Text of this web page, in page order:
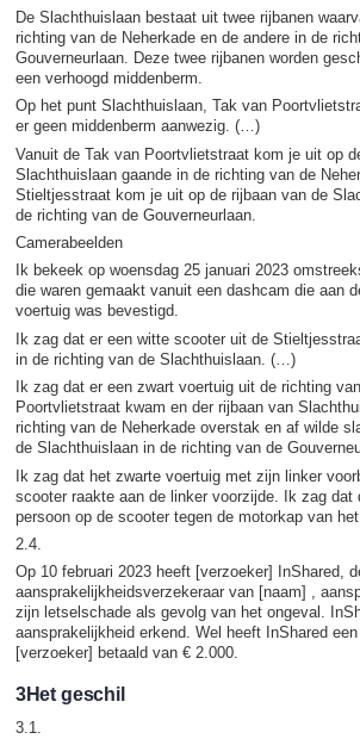
De Slachthuislaan bestaat uit twee rijbanen
richting van de Neherkade en de andere in de
Gouverneurlaan. Deze twee rijbanen worden
een verhoogd middenberm.
Op het punt Slachthuislaan, Tak van
er geen middenberm aanwezig. (…)
Vanuit de Tak van Poortvlietstraat kom je uit op
Slachthuislaan gaande in de richting van de
Stieltjesstraat kom je uit op de rijbaan van de
de richting van de Gouverneurlaan.
Camerabeelden
Ik bekeek op woensdag 25 januari 2023
die waren gemaakt vanuit een dashcam die aan
voertuig was bevestigd.
Ik zag dat er een witte scooter uit de
in de richting van de Slachthuislaan. (…)
Ik zag dat er een zwart voertuig uit de richting
Poortvlietstraat kwam en der rijbaan van
richting van de Neherkade overstak en af wilde
de Slachthuislaan in de richting van de
Ik zag dat het zwarte voertuig met zijn linker
scooter raakte aan de linker voorzijde. Ik zag dat
persoon op de scooter tegen de motorkap van
2.4.
Op 10 februari 2023 heeft [verzoeker] InShared,
aansprakelijkheidsverzekeraar van [naam] ,
zijn letselschade als gevolg van het ongeval.
aansprakelijkheid erkend. Wel heeft InShared
[verzoeker] betaald van € 2.000.
3Het geschil
3.1.